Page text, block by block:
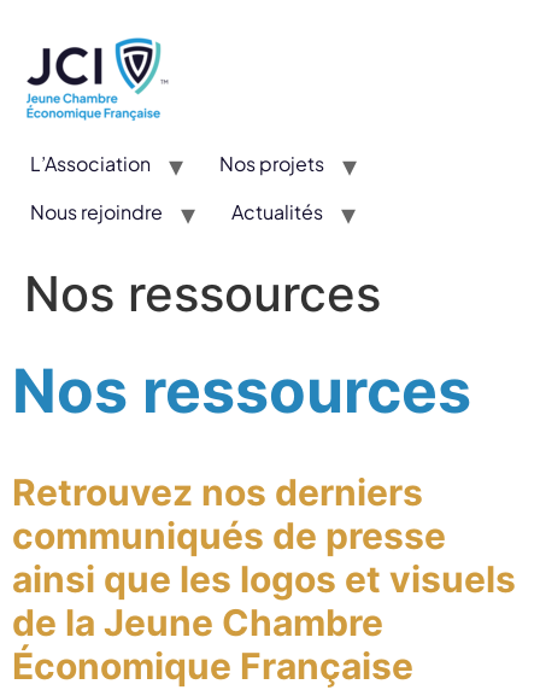
L’Association
Nos projets
Nous rejoindre
Actualités
Nos ressources
Nos ressources
Retrouvez nos derniers
communiqués de presse
ainsi que les logos et visuels
de la Jeune Chambre
Économique Française